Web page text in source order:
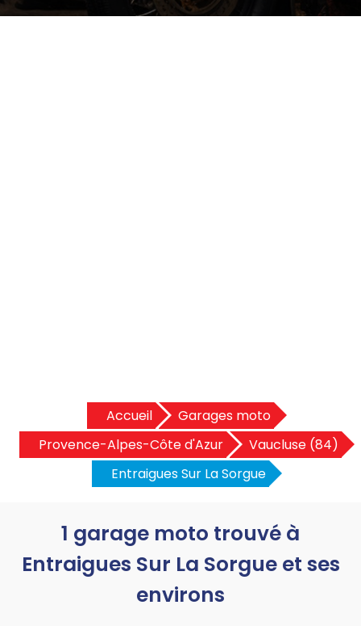
Accueil
Garages moto
Provence-Alpes-Côte d'Azur
Vaucluse (84)
Entraigues Sur La Sorgue
1 garage moto trouvé à
Entraigues Sur La Sorgue et ses
environs